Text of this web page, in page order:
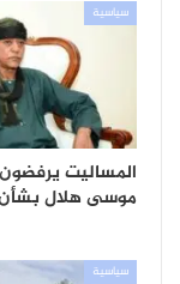
سياسية
المساليت
موسى هلال
سياسية